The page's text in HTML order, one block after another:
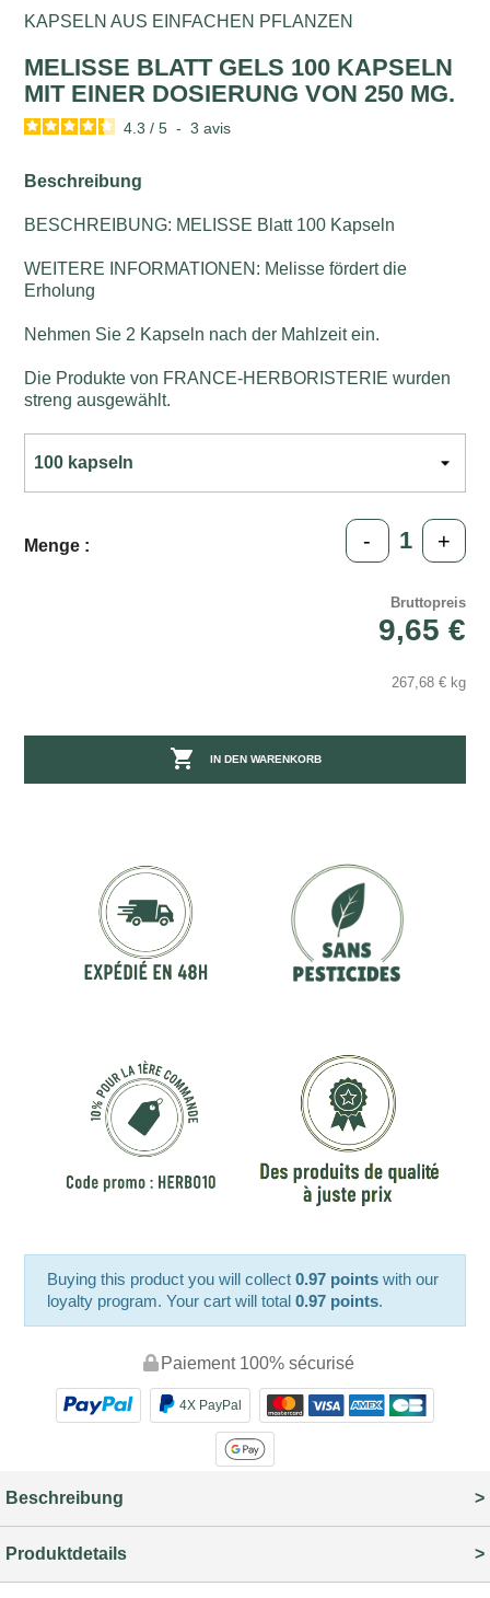
KAPSELN AUS EINFACHEN PFLANZEN
MELISSE BLATT GELS 100 KAPSELN
MIT EINER DOSIERUNG VON 250 MG.
4.3 / 5 - 3avis
Beschreibung
BESCHREIBUNG: MELISSE Blatt 100 Kapseln
WEITERE INFORMATIONEN: Melisse fördert die
Erholung
Nehmen Sie 2 Kapseln nach der Mahlzeit ein.
Die Produkte von FRANCE-HERBORISTERIE wurden
streng ausgewählt.
Menge : - +
Bruttopreis
9,65 €
267,68 € kg
 IN DEN WARENKORB
Buying this product you will collect0.97 points with our
loyalty program. Your cart will total0.97 points.
Paiement 100% sécurisé
4X PayPal
Beschreibung
Produktdetails